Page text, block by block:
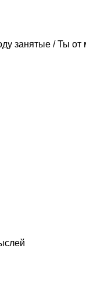
занятые / Ты